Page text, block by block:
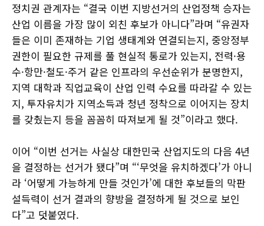
정치권 관계자는 “결국 이번 지방선거의 산업정책 승자는
산업 이름을 가장 많이 외친 후보가 아니다”라며 “유권자
들은 이미 존재하는 기업 생태계와 연결되는지, 중앙정부
권한이 필요한 규제를 풀 현실적 통로가 있는지, 전력·용
수·항만·철도·주거 같은 인프라의 우선순위가 분명한지,
지역 대학과 직업교육이 산업 인력 수요를 따라갈 수 있는
지, 투자유치가 지역소득과 청년 정착으로 이어지는 장치
를 갖췄는지 등을 꼼꼼히 따져보게 될 것”이라고 했다.
이어 “이번 선거는 사실상 대한민국 산업지도의 다음 4년
을 결정하는 선거가 됐다”며 “‘무엇을 유치하겠다’가 아니
라 ‘어떻게 가능하게 만들 것인가’에 대한 후보들의 막판
설득력이 선거 결과의 향방을 결정하게 될 것으로 보인
다”고 덧붙였다.